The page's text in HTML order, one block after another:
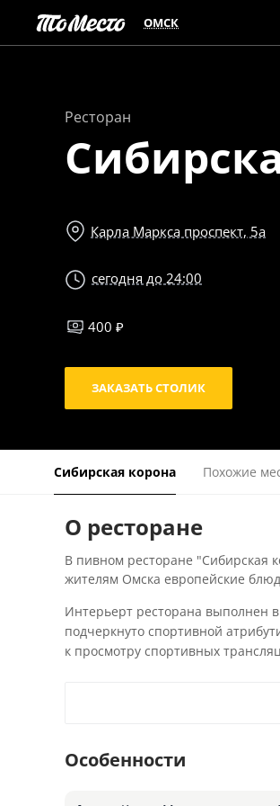
ОМСК
Ресторан
Карла Маркса проспект, 5а
сегодня до 24:00
400 ₽
ЗАКАЗАТЬ СТОЛИК
Сибирская корона Похожие
О ресторане
В пивном ресторане "Сибирская
жителям Омска европейские
Интерьерт ресторана выполнен
подчеркнуто спортивной
к просмотру спортивных
Особенности